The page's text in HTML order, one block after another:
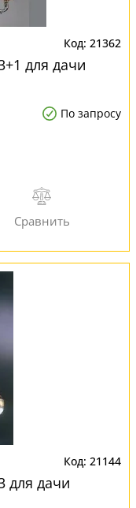
21362
для дачи
По запросу
21144
для дачи